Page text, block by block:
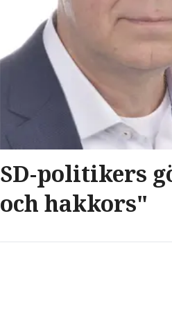
SD-politikers
och hakkors"